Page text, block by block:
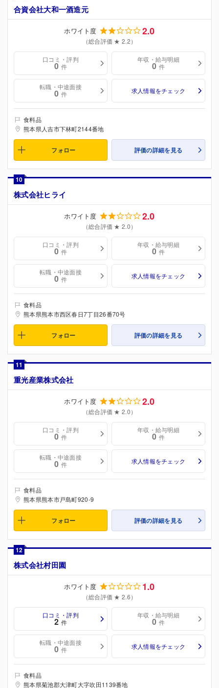
合資会社大和一酒造元
ホワイト度 2.0
（総合評価 ★ 2.2）
口コミ・評判
0 件
年収・給与明細
0 件
転職・中途面接
0 件 求人情報をチェック
食料品
熊本県人吉市下林町2144番地
フォロー 評価の詳細を見る
10
株式会社ヒライ
ホワイト度 2.0
（総合評価 ★ 2.0）
口コミ・評判
0 件
年収・給与明細
0 件
転職・中途面接
0 件 求人情報をチェック
食料品
熊本県熊本市西区春日7丁目26番70号
フォロー 評価の詳細を見る
11
重光産業株式会社
ホワイト度 2.0
（総合評価 ★ 2.0）
口コミ・評判
0 件
年収・給与明細
0 件
転職・中途面接
0 件 求人情報をチェック
食料品
熊本県熊本市戸島町920-9
フォロー 評価の詳細を見る
12
株式会社村田園
ホワイト度 1.0
（総合評価 ★ 2.6）
口コミ・評判
2 件
年収・給与明細
0 件
転職・中途面接
0 件 求人情報をチェック
食料品
熊本県菊池郡大津町大字吹田1139番地